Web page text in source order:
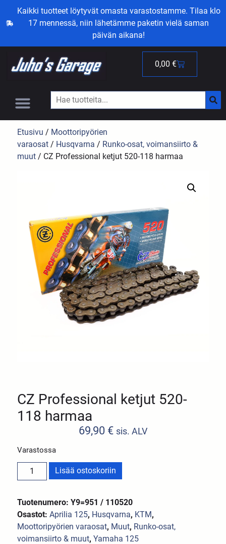
Kaikki tuotteet löytyvät omasta varastostamme. Tilaa klo
17 mennessä, niin lähetämme paketin vielä saman
päivän aikana!
0,00 €
Etusivu / Moottoripyörien
varaosat / Husqvarna / Runko-osat, voimansiirto &
muut / CZ Professional ketjut 520-118 harmaa
CZ Professional ketjut 520-
118 harmaa
69,90 € sis. ALV
Varastossa
Lisää ostoskoriin
Tuotenumero: Y9=951 / 110520
Osastot:Aprilia 125, Husqvarna, KTM,
Moottoripyörien varaosat, Muut, Runko-osat,
voimansiirto & muut,Yamaha 125